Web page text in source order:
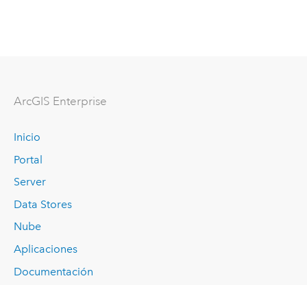
ArcGIS Enterprise
Inicio
Portal
Server
Data Stores
Nube
Aplicaciones
Documentación